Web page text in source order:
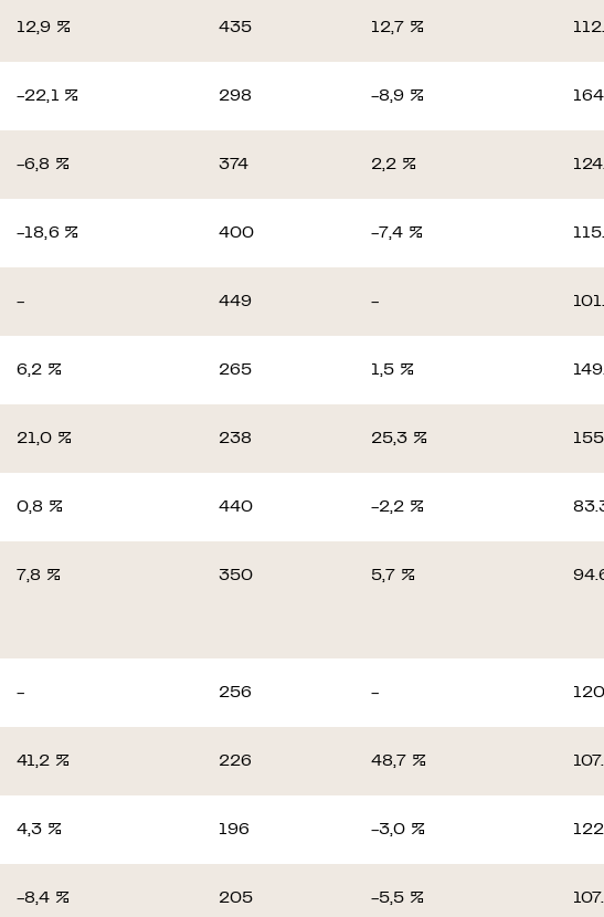
12,9 % 435 12,7 %
-22,1 % 298 -8,9 %
-6,8 % 374 2,2 %
-18,6 % 400 -7,4 %
- 449 -
6,2 % 265 1,5 %
21,0 % 238 25,3 %
0,8 % 440 -2,2 %
7,8 % 350 5,7 %
- 256 -
41,2 % 226 48,7 %
4,3 % 196 -3,0 %
-8,4 % 205 -5,5 %